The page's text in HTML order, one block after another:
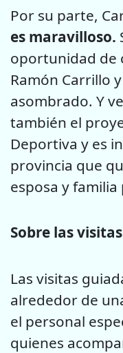
Por su parte,
es maravilloso.
oportunidad de
Ramón Carrillo y
asombrado. Y
también el
Deportiva y es
provincia que
esposa y
Sobre las
Las visitas
alrededor de
el personal
quienes